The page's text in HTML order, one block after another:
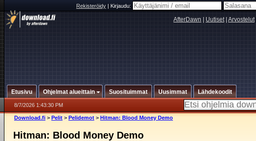
Rekisteröidy|Kirjaudu:
AfterDawn Uutiset| Arvostelut|
Etusivu Ohjelmat alueittain Suosituimmat Uusimmat Lähdekoodit
8/7/2026 1:43:30 PM
Download.fi > Pelit > Pelidemot > Hitman: Blood Money Demo
Hitman: Blood Money Demo